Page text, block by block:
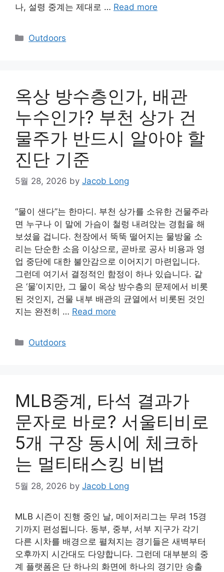
나, 설령 중계는 제대로 … Read more
Categories
Outdoors
옥상 방수층인가, 배관
누수인가? 부천 상가 건
물주가 반드시 알아야 할
진단 기준
5월 28, 2026 by Jacob Long
“물이 샌다”는 한마디. 부천 상가를 소유한 건물주라
면 누구나 이 말에 가슴이 철렁 내려앉는 경험을 해
보셨을 겁니다. 천장에서 뚝뚝 떨어지는 물방울 소
리는 단순한 소음 이상으로, 곧바로 공사 비용과 영
업 중단에 대한 불안감으로 이어지기 마련입니다.
그런데 여기서 결정적인 함정이 하나 있습니다. 같
은 ‘물’이지만, 그 물이 옥상 방수층의 문제에서 비롯
된 것인지, 건물 내부 배관의 균열에서 비롯된 것인
지는 완전히 … Read more
Categories
Outdoors
MLB중계, 타석 결과가
문자로 바로? 서울티비로
5개 구장 동시에 체크하
는 멀티태스킹 비법
5월 28, 2026 by Jacob Long
MLB 시즌이 진행 중인 날, 메이저리그는 무려 15경
기까지 편성됩니다. 동부, 중부, 서부 지구가 각기
다른 시차를 배경으로 펼쳐지는 경기들은 새벽부터
오후까지 시간대도 다양합니다. 그런데 대부분의 중
계 플랫폼은 단 하나의 화면에 하나의 경기만 송출